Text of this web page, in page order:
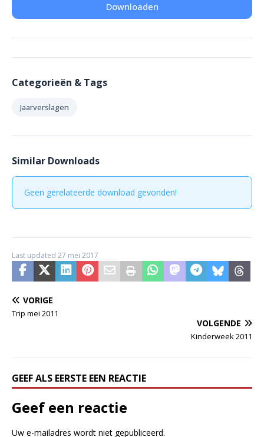
Downloaden
Categorieën & Tags
Jaarverslagen
Similar Downloads
Geen gerelateerde download gevonden!
Last updated 27 mei 2017
VORIGE
Trip mei 2011
VOLGENDE
Kinderweek 2011
GEEF ALS EERSTE EEN REACTIE
Geef een reactie
Uw e-mailadres wordt niet gepubliceerd.